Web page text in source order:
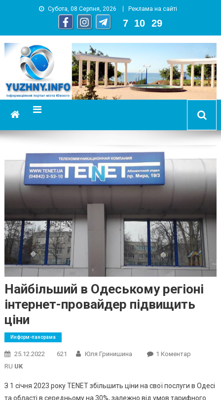
Субота, 08 Серпня, 2026 Реклама на сайті
7 10 30
YUZHNY.INFO
информационный портал города Южный
Найбільший в Одеському регіоні
інтернет-провайдер підвищить
ціни
Информ-панорама
25.12.2022 621 Юля Гринишина 1 КоментарДо
RU UK
З 1 січня 2023 року TENET збільшить ціни на свої послуги в Одесі
та області в середньому на 30%, залежно від умов тарифного